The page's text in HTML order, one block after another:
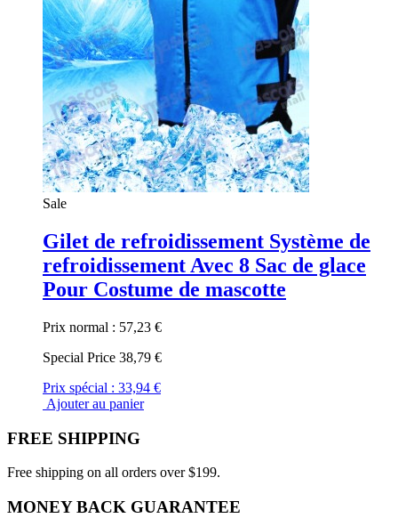
Sale
Gilet de refroidissement Système de
refroidissement Avec 8 Sac de glace
Pour Costume de mascotte
Prix normal : 57,23 €
Special Price 38,79 €
Prix spécial : 33,94 €
Ajouter au panier
FREE SHIPPING
Free shipping on all orders over $199.
MONEY BACK GUARANTEE